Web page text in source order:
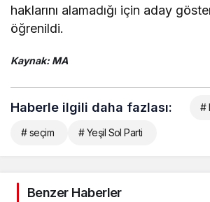
haklarını alamadığı için aday
öğrenildi.
Kaynak: MA
Haberle ilgili daha fazlası: #
# seçim # Yeşil Sol Parti
Benzer Haberler